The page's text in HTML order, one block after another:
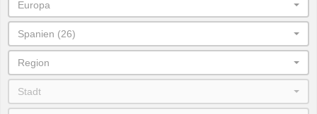
Europa
Spanien (26)
Region
Stadt